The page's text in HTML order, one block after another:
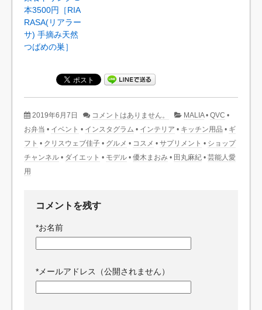
本3500円［RIA
RASA(リアラー
サ) 手摘み天然
つばめの巣］
2019年6月7日 コメントはありません。 MALIA•QVC •
お弁当 • イベント • インスタグラム • インテリア • キッチン用品 • ギ
フト • クリスウェブ佳子 • グルメ • コスメ • サプリメント • ショップ
チャンネル • ダイエット • モデル • 優木まおみ • 田丸麻紀 • 芸能人愛
用
コメントを残す
*お名前
* メールアドレス（公開されません）